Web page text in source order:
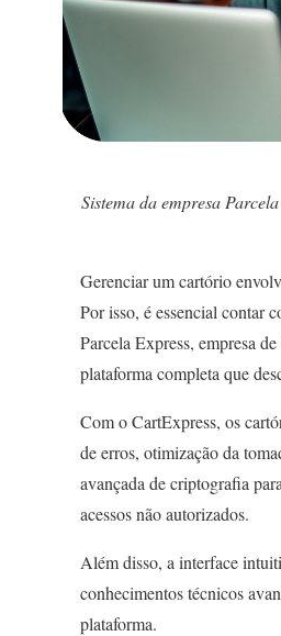
Sistema da empresa
Gerenciar um cartório
Por isso, é essencial contar
Parcela Express, empresa
plataforma completa que
Com o CartExpress, os
de erros, otimização da
avançada de criptografia
acessos não autorizados.
Além disso, a interface
conhecimentos técnicos
plataforma.